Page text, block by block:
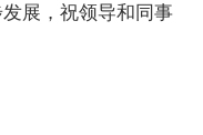
展，祝领导和同事